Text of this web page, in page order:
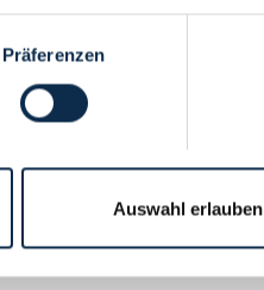
Präferenzen
Auswahl erlauben